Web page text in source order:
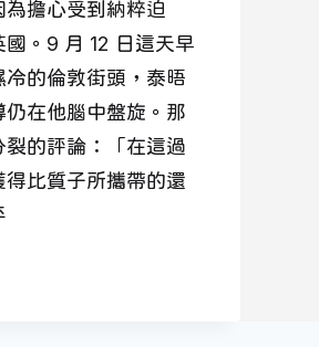
擔心受到納粹迫
。9 月 12 日這天早
的倫敦街頭，泰晤
在他腦中盤旋。那
的評論：「在這過
比質子所攜帶的還